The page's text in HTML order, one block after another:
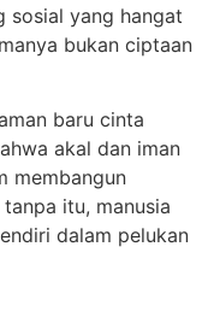
sosial yang hangat
bukan ciptaan
baru cinta
akal dan iman
membangun
itu, manusia
dalam pelukan